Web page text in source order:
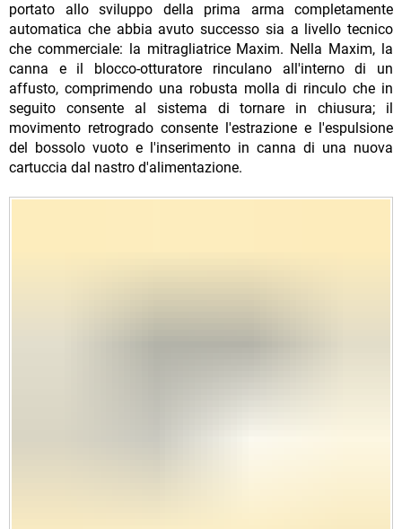
portato allo sviluppo della prima arma completamente
automatica che abbia avuto successo sia a livello tecnico
che commerciale: la mitragliatrice Maxim. Nella Maxim, la
canna e il blocco-otturatore rinculano all'interno di un
affusto, comprimendo una robusta molla di rinculo che in
seguito consente al sistema di tornare in chiusura; il
movimento retrogrado consente l'estrazione e l'espulsione
del bossolo vuoto e l'inserimento in canna di una nuova
cartuccia dal nastro d'alimentazione.